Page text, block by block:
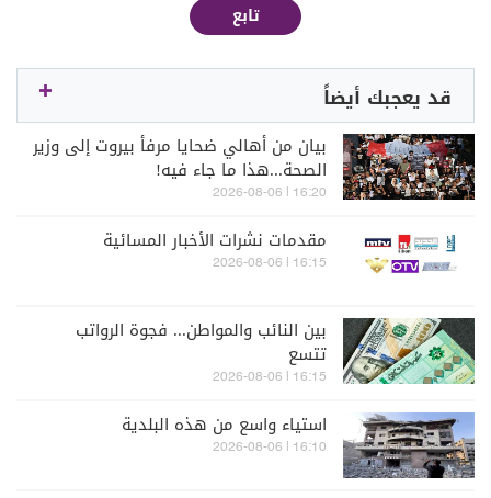
تابع
قد يعجبك أيضاً
بيان من أهالي ضحايا مرفأ بيروت إلى وزير
الصحة...هذا ما جاء فيه!
16:20 | 2026-08-06
مقدمات نشرات الأخبار المسائية
16:15 | 2026-08-06
بين النائب والمواطن... فجوة الرواتب
تتسع
16:15 | 2026-08-06
استياء واسع من هذه البلدية
16:10 | 2026-08-06